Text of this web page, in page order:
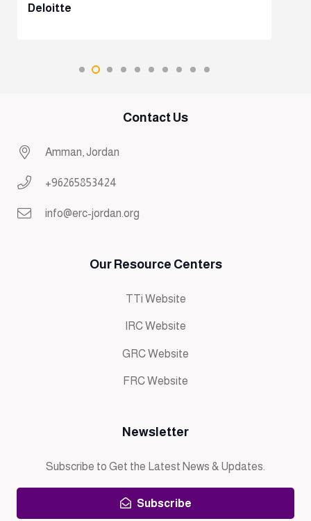
Deloitte
Contact Us
Amman, Jordan
+96265853424
info@erc-jordan.org
Our Resource Centers
TTi Website
IRC Website
GRC Website
FRC Website
Newsletter
Subscribe to Get the Latest News & Updates.
Subscribe